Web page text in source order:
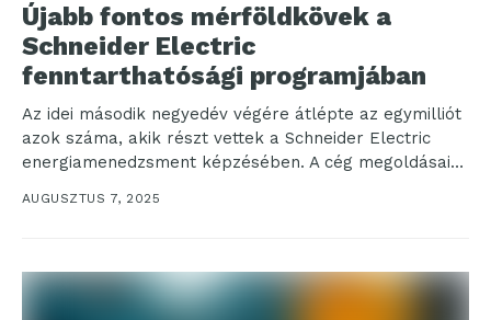
Újabb fontos mérföldkövek a
Schneider Electric
fenntarthatósági programjában
Az idei második negyedév végére átlépte az egymilliót
azok száma, akik részt vettek a Schneider Electric
energiamenedzsment képzésében. A cég megoldásai
AUGUSZTUS 7, 2025